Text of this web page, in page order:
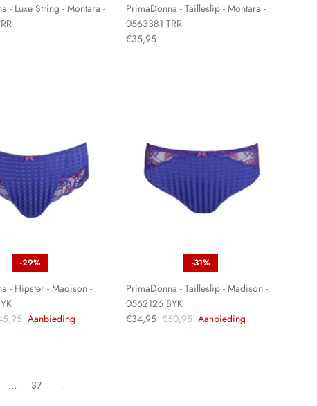
- Luxe String - Montara -
PrimaDonna - Tailleslip - Montara -
0563381 TRR
€35,95
-29%
- Hipster - Madison -
Aanbieding
-31%
PrimaDonna - Tailleslip - Madison -
0562126 BYK
€34,95 €50,95 Aanbieding
… 37 →